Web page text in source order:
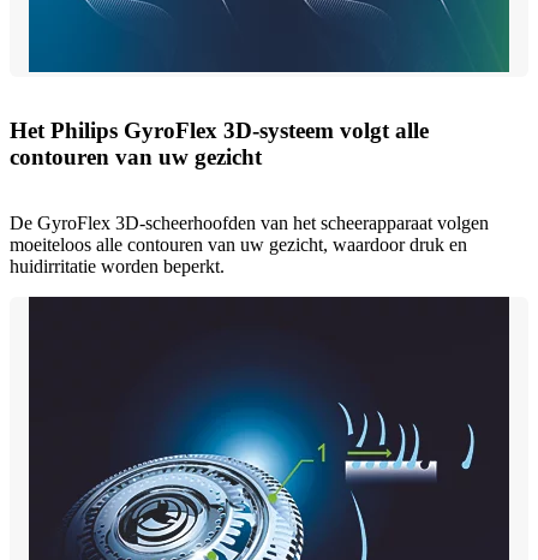
Het Philips GyroFlex 3D-systeem volgt alle
contouren van uw gezicht
De GyroFlex 3D-scheerhoofden van het scheerapparaat volgen
moeiteloos alle contouren van uw gezicht, waardoor druk en
huidirritatie worden beperkt.